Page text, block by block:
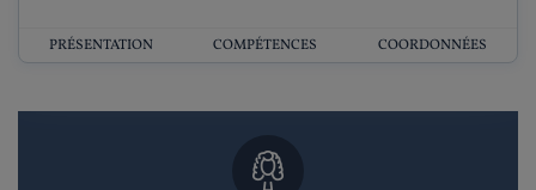
PRÉSENTATION COMPÉTENCES COORDONNÉES